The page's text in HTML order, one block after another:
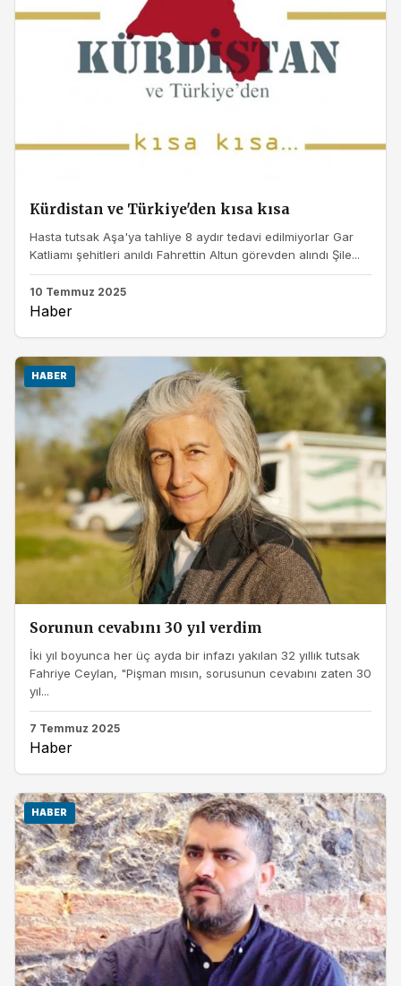
Kürdistan ve Türkiye'den kısa kısa
Hasta tutsak Aşa'ya tahliye 8 aydır tedavi edilmiyorlar Gar
Katliamı şehitleri anıldı Fahrettin Altun görevden alındı Şile...
10 Temmuz 2025
Haber
HABER
Sorunun cevabını 30 yıl verdim
İki yıl boyunca her üç ayda bir infazı yakılan 32 yıllık tutsak
Fahriye Ceylan, "Pişman mısın, sorusunun cevabını zaten 30
yıl...
7 Temmuz 2025
Haber
HABER